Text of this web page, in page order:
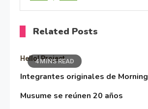
Related Posts
4 MINS READ
Hello! Project
Integrantes originales de Morning
Musume se reúnen 20 años